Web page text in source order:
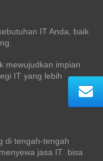
IT Anda, baik
mewujudkan impian
IT yang lebih
di tengah-tengah
jasa IT bisa